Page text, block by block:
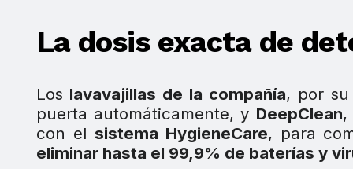
La dosis exacta de
Los lavavajillas de la compañía, por su
puerta automáticamente, y DeepClean,
con el sistema HygieneCare, para
eliminar hasta el 99,9% de baterías y